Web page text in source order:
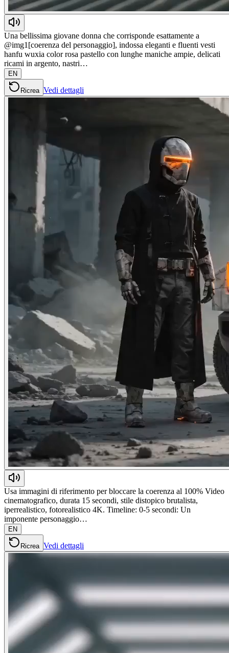
Una bellissima giovane donna che corrisponde esattamente a
@img1[coerenza del personaggio], indossa eleganti e fluenti vesti
hanfu wuxia color rosa pastello con lunghe maniche ampie, delicati
ricami in argento, nastri…
EN
Ricrea Vedi dettagli
Usa immagini di riferimento per bloccare la coerenza al 100% Video
cinematografico, durata 15 secondi, stile distopico brutalista,
iperrealistico, fotorealistico 4K. Timeline: 0-5 secondi: Un
imponente personaggio…
EN
Ricrea Vedi dettagli